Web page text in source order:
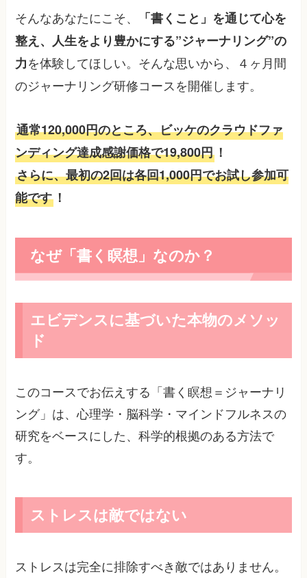
そんなあなたにこそ、
「書くこと」を通じて心を
整え、人生をより豊かにする”ジャーナリング”の
力を体験してほしい。そんな思いから、４ヶ月間
のジャーナリング研修コースを開催します。
通常120,000円のところ、ビッケのクラウドファ
ンディング達成感謝価格で19,800円 ！
さらに、最初の2回は各回1,000円でお試し参加可
能です ！
なぜ「書く瞑想」なのか？
エビデンスに基づいた本物のメソッ
ド
このコースでお伝えする「書く瞑想＝ジャーナリ
ング」は、心理学・脳科学・マインドフルネスの
研究をベースにした、科学的根拠のある方法で
す。
ストレスは敵ではない
ストレスは完全に排除すべき敵ではありません。